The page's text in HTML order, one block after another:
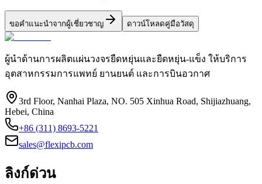
ขอคำแนะนำจากผู้เชี่ยวชาญ ดาวน์โหลดคู่มือวัสดุ
ผู้นำด้านการผลิตแผ่นวงจรยืดหยุ่นและยืดหยุ่น-แข็ง ให้บริการ
อุตสาหกรรมการแพทย์ ยานยนต์ และการบินอวกาศ
3rd Floor, Nanhai Plaza, NO. 505 Xinhua Road, Shijiazhuang,
Hebei, China
+86 (311) 8693-5221
sales@flexipcb.com
ลิงก์ด่วน